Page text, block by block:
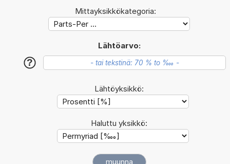
Mittayksikkökategoria:
Lähtöarvo:
?
Lähtöyksikkö:
Haluttu yksikkö: